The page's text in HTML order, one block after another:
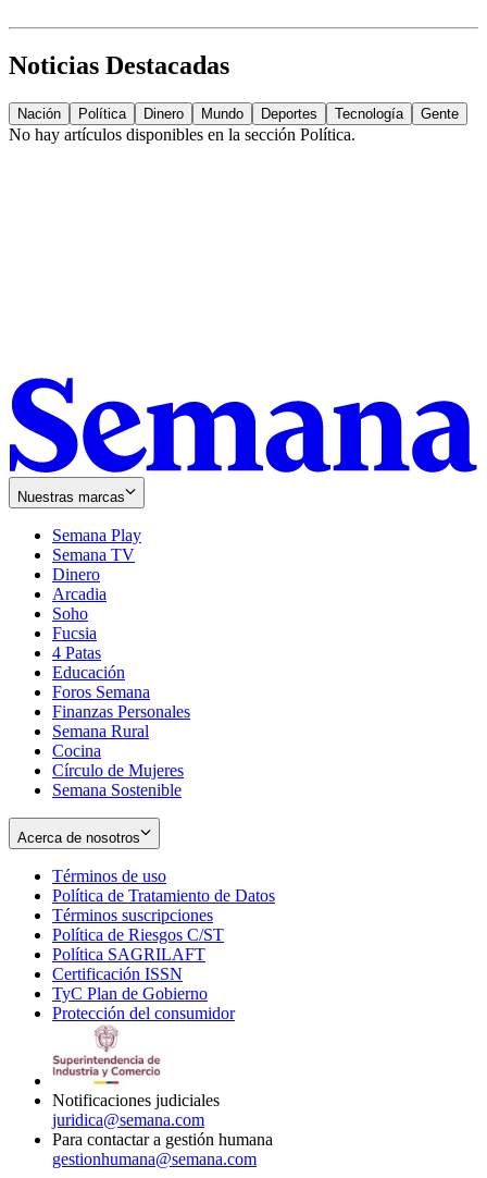
Noticias Destacadas
Nación Política Dinero Mundo Deportes Tecnología Gente
No hay artículos disponibles en la sección Política.
Nuestras marcas
Semana Play
Semana TV
Dinero
Arcadia
Soho
in
new
window
Fucsia
in
new
window
4 Patas
Educación
Foros Semana
Finanzas Personales
Semana Rural
Cocina
Círculo de Mujeres
Semana Sostenible
Acerca de nosotros
Términos de uso
in
new
window
Política de Tratamiento de Datos
Términos suscripciones
in
Política de Riesgos C/ST
Política SAGRILAFT
new
window
Certificación ISSN
in
new
TyC Plan de Gobierno
in
Protección del consumidorOpens
Notificaciones judiciales
juridica@semana.com
Para contactar a gestión humana
gestionhumana@semana.com